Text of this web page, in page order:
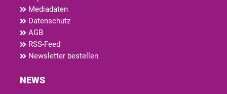
Mediadaten
Datenschutz
AGB
RSS-Feed
Newsletter bestellen
NEWS